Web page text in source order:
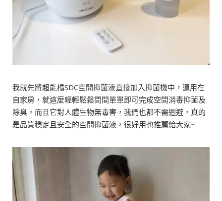
我就先將超能橘SDC空間抑菌液直接加入抑菌機中，運用在
自家房，就這麼輕輕鬆鬆間間單單即可完成空間消毒抑菌及
除臭，而且它對人體生物無毒害，我們也都不需迴避，真的
是品質穩定且安全的空間抑菌液，很好用也推薦給大家~